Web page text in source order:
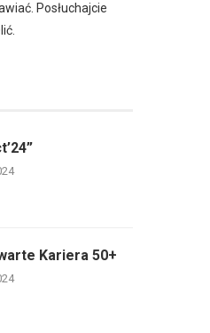
Posłuchajcie
Kariera 50+